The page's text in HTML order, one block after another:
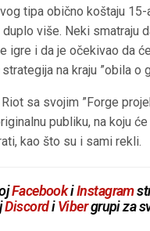
tipa obično koštaju 15-
više. Neki smatraju
igre i da je očekivao da
na kraju ”obila o
sa svojim ”Forge
publiku, na koju
kao što su i sami rekli.
FacebookiInstagram
DiscordiVibergrupi za